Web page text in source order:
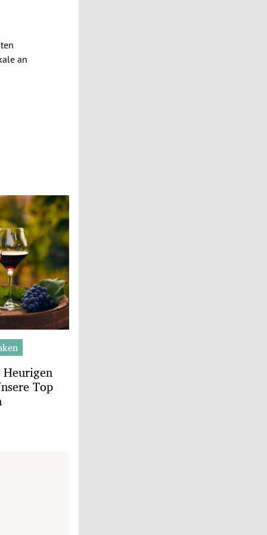
an
Top